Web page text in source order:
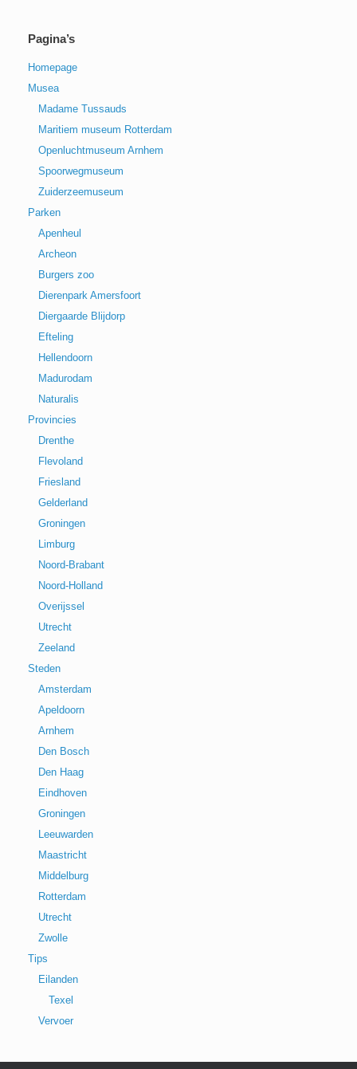
Pagina’s
Homepage
Musea
Madame Tussauds
Maritiem museum Rotterdam
Openluchtmuseum Arnhem
Spoorwegmuseum
Zuiderzeemuseum
Parken
Apenheul
Archeon
Burgers zoo
Dierenpark Amersfoort
Diergaarde Blijdorp
Efteling
Hellendoorn
Madurodam
Naturalis
Provincies
Drenthe
Flevoland
Friesland
Gelderland
Groningen
Limburg
Noord-Brabant
Noord-Holland
Overijssel
Utrecht
Zeeland
Steden
Amsterdam
Apeldoorn
Arnhem
Den Bosch
Den Haag
Eindhoven
Groningen
Leeuwarden
Maastricht
Middelburg
Rotterdam
Utrecht
Zwolle
Tips
Eilanden
Texel
Vervoer